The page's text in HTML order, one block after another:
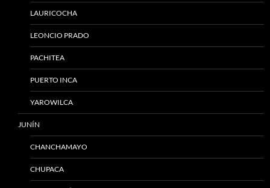
LAURICOCHA
LEONCIO PRADO
PACHITEA
PUERTO INCA
YAROWILCA
JUNÍN
CHANCHAMAYO
CHUPACA